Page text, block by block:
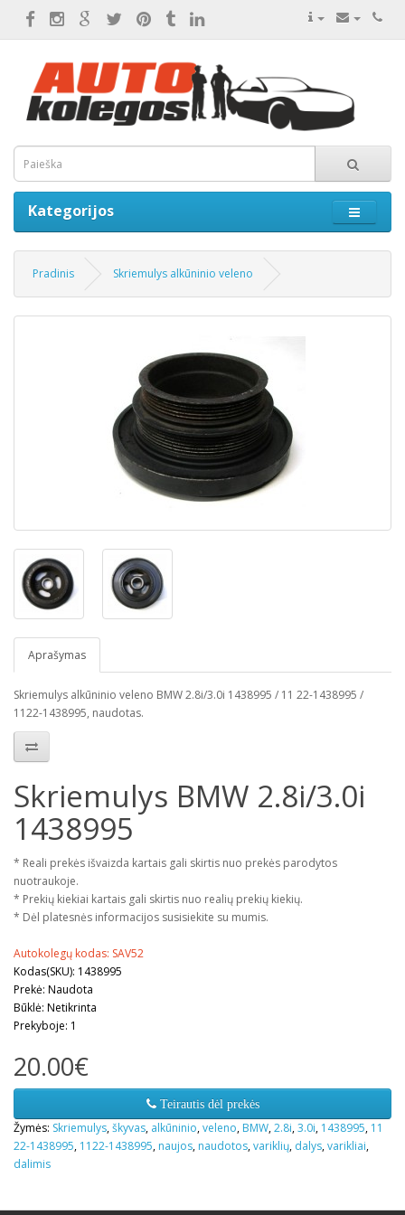
Kategorijos
Pradinis Skriemulys alkūninio veleno
Aprašymas
Skriemulys alkūninio veleno BMW 2.8i/3.0i 1438995 / 11 22-1438995 /
1122-1438995, naudotas.
Skriemulys BMW 2.8i/3.0i
1438995
* Reali prekės išvaizda kartais gali skirtis nuo prekės parodytos
nuotraukoje.
* Prekių kiekiai kartais gali skirtis nuo realių prekių kiekių.
* Dėl platesnės informacijos susisiekite su mumis.
Autokolegų kodas: SAV52
Kodas(SKU): 1438995
Prekė: Naudota
Būklė: Netikrinta
Prekyboje: 1
20.00€
Teirautis dėl prekės
Žymės: Skriemulys,škyvas, alkūninio,veleno, BMW,2.8i,3.0i, 1438995, 11
22-1438995, 1122-1438995, naujos, naudotos,variklių, dalys,varikliai,
dalimis